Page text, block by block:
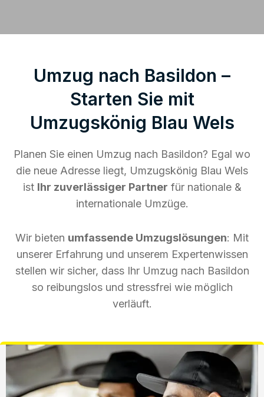
Umzug nach Basildon –
Starten Sie mit
Umzugskönig Blau Wels
Planen Sie einen Umzug nach Basildon? Egal wo
die neue Adresse liegt, Umzugskönig Blau Wels
ist Ihr zuverlässiger Partner für nationale &
internationale Umzüge.
Wir bieten umfassende Umzugslösungen: Mit
unserer Erfahrung und unserem Expertenwissen
stellen wir sicher, dass Ihr Umzug nach Basildon
so reibungslos und stressfrei wie möglich
verläuft.